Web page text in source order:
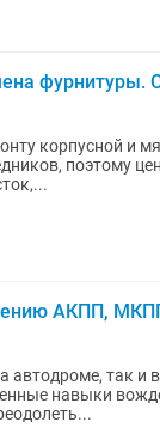
фурнитуры.
корпусной и
поэтому
АКПП,
и в городе. 🚗 Обучение
🚗 Подготовка к
преодолеть...